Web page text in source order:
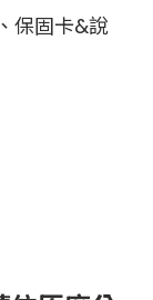
保固卡&說